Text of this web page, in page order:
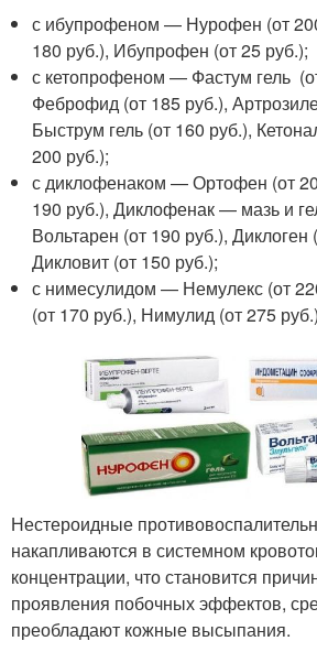
с ибупрофеном — Нурофен (от
180 руб.), Ибупрофен (от 25 руб.);
с кетопрофеном — Фастум гель
Феброфид (от 185 руб.),
Быструм гель (от 160 руб.),
200 руб.);
с диклофенаком — Ортофен (от
190 руб.), Диклофенак — мазь и
Вольтарен (от 190 руб.), Диклоген
Дикловит (от 150 руб.);
с нимесулидом — Немулекс (от
(от 170 руб.), Нимулид (от 275
Нестероидные
накапливаются в системном
концентрации, что становится
проявления побочных эффектов,
преобладают кожные высыпания.